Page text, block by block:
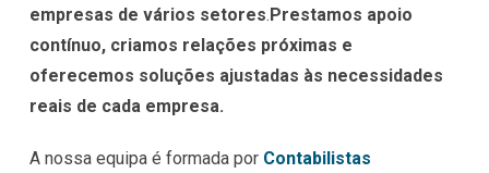
empresas de vários setores. Prestamos apoio
contínuo, criamos relações próximas e
oferecemos soluções ajustadas às necessidades
reais de cada empresa.
A nossa equipa é formada por Contabilistas